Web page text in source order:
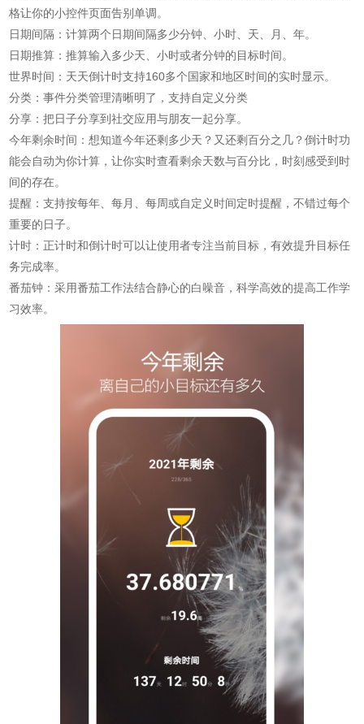
格让你的小控件页面告别单调。
日期间隔：计算两个日期间隔多少分钟、小时、天、月、年。
日期推算：推算输入多少天、小时或者分钟的目标时间。
世界时间：天天倒计时支持160多个国家和地区时间的实时显示。
分类：事件分类管理清晰明了，支持自定义分类
分享：把日子分享到社交应用与朋友一起分享。
今年剩余时间：想知道今年还剩多少天？又还剩百分之几？倒计时功
能会自动为你计算，让你实时查看剩余天数与百分比，时刻感受到时
间的存在。
提醒：支持按每年、每月、每周或自定义时间定时提醒，不错过每个
重要的日子。
计时：正计时和倒计时可以让使用者专注当前目标，有效提升目标任
务完成率。
番茄钟：采用番茄工作法结合静心的白噪音，科学高效的提高工作学
习效率。